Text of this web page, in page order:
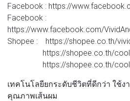
Facebook : https://
Facebook :
https://www.facebook.com/
Shopee : https://shopee.co.th/
https://shopee.co.th/
https://shopee.co.th/
เทคโนโลยียกระดับชีวิตที่ดีกว่า ใช้ง
คุณภาพเส้นผม